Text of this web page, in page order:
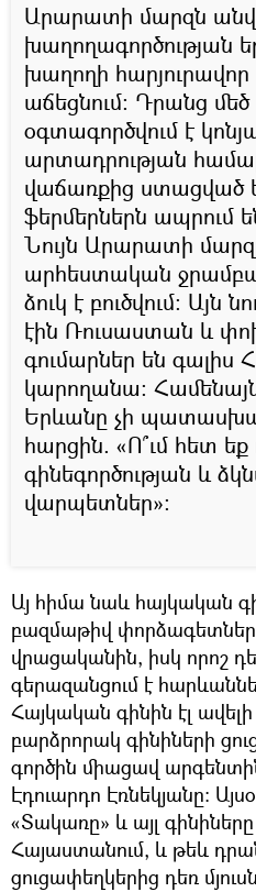
Արարատի մարզն
խաղողագործության
խաղողի
աճեցնում։ Դրանց
օգտագործվում է
արտադրության
վաճառքից ստացված
ֆերմերներն ապրում
Նույն Արարատի
արհեստական
ձուկ է բուծվում։ Այն
էին Ռուսաստան և
գումարներ են գալիս
կարողանա։
Երևանը չի
հարցին. «Ո՞ւմ հետ եք
գինեգործության և
վարպետներ»։
Այ հիմա նաև հայկական
բազմաթիվ
վրացականին, իսկ որոշ
գերազանցում է
Հայկական գինին էլ
բարձրորակ գինիների
գործին միացավ
Էդուարդո Էռնեկյանը։
«Տակառը» և այլ գինիները
Հայաստանում, և թեև
ցուցափեղկերից դեռ